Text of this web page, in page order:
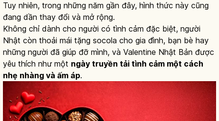
Tuy nhiên, trong những năm gần đây, hình thức này cũng
đang dần thay đổi và mở rộng.
Không chỉ dành cho người có tình cảm đặc biệt, người
Nhật còn thoải mái tặng socola cho gia đình, bạn bè hay
những người đã giúp đỡ mình, và Valentine Nhật Bản được
yêu thích như một ngày truyền tải tình cảm một cách
nhẹ nhàng và ấm áp.